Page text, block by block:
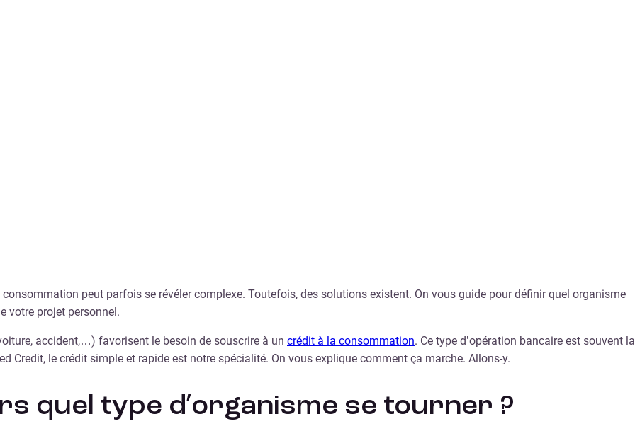
peut parfois se révéler complexe. Toutefois, des solutions existent. On vous guide pour définir quel organisme
votre projet personnel.
accident,…) favorisent le besoin de souscrire à un crédit à la consommation. Ce type d’opération bancaire est souvent la
Credit, le crédit simple et rapide est notre spécialité. On vous explique comment ça marche. Allons-y.
quel type d’organisme se tourner ?